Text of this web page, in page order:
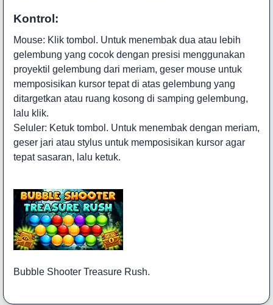
Kontrol:
Mouse: Klik tombol. Untuk menembak dua atau lebih
gelembung yang cocok dengan presisi menggunakan
proyektil gelembung dari meriam, geser mouse untuk
memposisikan kursor tepat di atas gelembung yang
ditargetkan atau ruang kosong di samping gelembung,
lalu klik.
Seluler: Ketuk tombol. Untuk menembak dengan meriam,
geser jari atau stylus untuk memposisikan kursor agar
tepat sasaran, lalu ketuk.
Bubble Shooter Treasure Rush.